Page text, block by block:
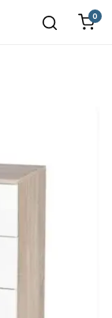
0